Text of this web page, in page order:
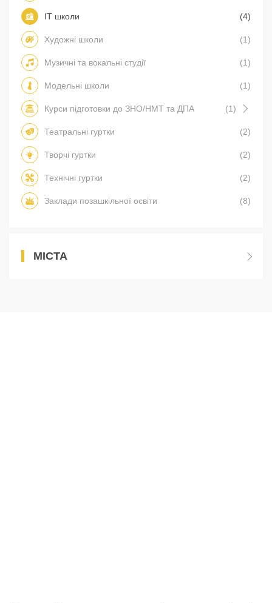
IT школи (4)
Художні школи (1)
Музичні та вокальні студії (1)
Модельні школи (1)
Курси підготовки до ЗНО/НМТ та ДПА (1)
Театральні гуртки (2)
Творчі гуртки (2)
Технічні гуртки (2)
Заклади позашкільної освіти (8)
МІСТА